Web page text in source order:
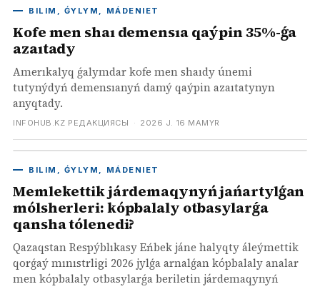
BILIM, ǴYLYM, MÁDENIET
Kofe men shaı demensıa qaýpin 35%-ǵa
azaıtady
Amerıkalyq ǵalymdar kofe men shaıdy únemi
tutynýdyń demensıanyń damý qaýpin azaıtatynyn
anyqtady.
INFOHUB.KZ РЕДАКЦИЯСЫ · 2026 J. 16 MAMYR
BILIM, ǴYLYM, MÁDENIET
Memlekettik járdemaqynyń jańartylǵan
mólsherleri: kópbalaly otbasylarǵa
qansha tólenedi?
Qazaqstan Respýblıkasy Eńbek jáne halyqty áleýmettik
qorǵaý mınıstrligi 2026 jylǵa arnalǵan kópbalaly analar
men kópbalaly otbasylarǵa beriletin járdemaqynyń